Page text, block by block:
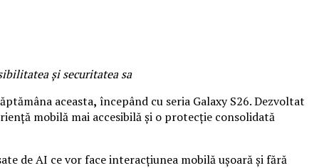
și securitatea sa
aceasta, începând cu seria Galaxy S26. Dezvoltat
mobilă mai accesibilă și o protecție consolidată
de AI ce vor face interacțiunea mobilă ușoară și fără